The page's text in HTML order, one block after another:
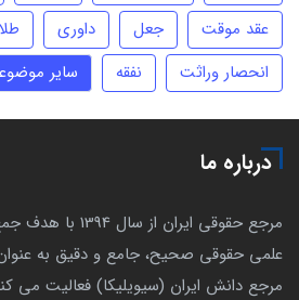
عقد موقت
جعل داوری
انحصار وراثت
نفقه سایر
درباره ما
مرجع حقوقی ایران
علمی حقوقی صحیح، جامع و دقیق به
مرجع دانش ایران (سیویلیکا) فعالیت می